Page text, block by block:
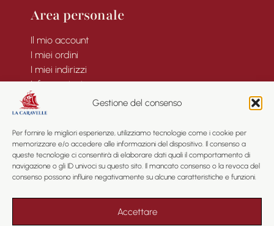
Gestione del consenso
Per fornire le migliori esperienze, utilizziamo tecnologie come i cookie per
memorizzare e/o accedere alle informazioni del dispositivo. Il consenso a
queste tecnologie ci consentirà di elaborare dati quali il comportamento di
navigazione o gli ID univoci su questo sito. Il mancato consenso o la revoca del
consenso possono influire negativamente su alcune caratteristiche e funzioni.
Accettare
Area personale
Il mio account
I miei ordini
I miei indirizzi
Informazioni
Informazioni
Informazioni legali
Privacy
Condizioni Generali di Contratto